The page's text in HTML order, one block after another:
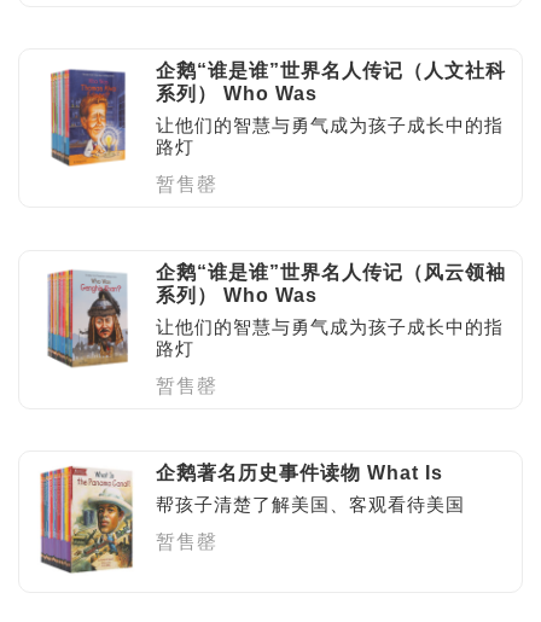
企鹅“谁是谁”世界名人传记（人文社科
系列） Who Was
让他们的智慧与勇气成为孩子成长中的指
路灯
暂售罄
企鹅“谁是谁”世界名人传记（风云领袖
系列） Who Was
让他们的智慧与勇气成为孩子成长中的指
路灯
暂售罄
企鹅著名历史事件读物 What Is
帮孩子清楚了解美国、客观看待美国
暂售罄